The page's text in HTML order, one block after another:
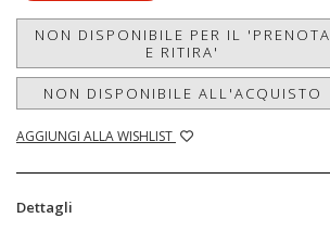
NON DISPONIBILE PER IL 'PRENOTA
E RITIRA'
NON DISPONIBILE ALL'ACQUISTO
AGGIUNGI ALLA WISHLIST
Dettagli